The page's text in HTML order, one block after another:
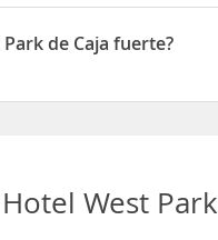
de Accesos adaptados
de Caja fuerte?
Hotel West Park